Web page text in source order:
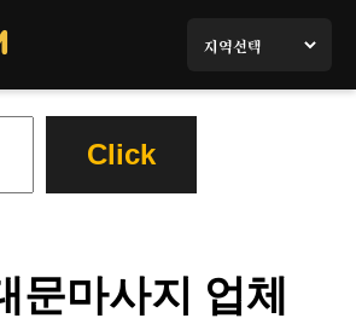
Click
문마사지 업체